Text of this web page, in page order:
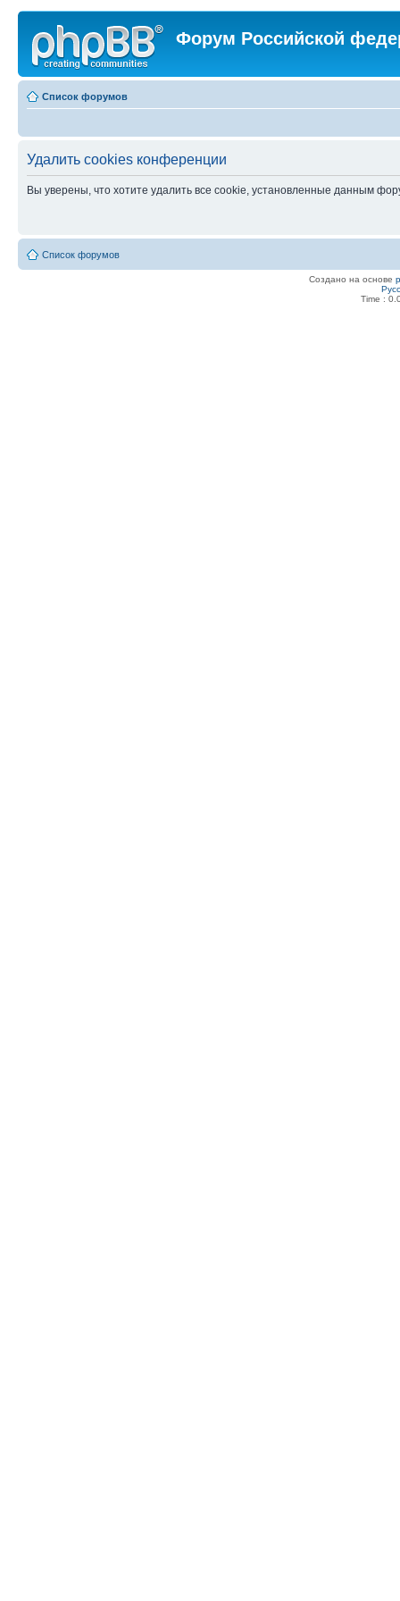
Форум Российской
Список форумов
Удалить cookies конференции
Вы уверены, что хотите удалить все cookie, установленные данным
Список форумов
Создано на основе
Time :